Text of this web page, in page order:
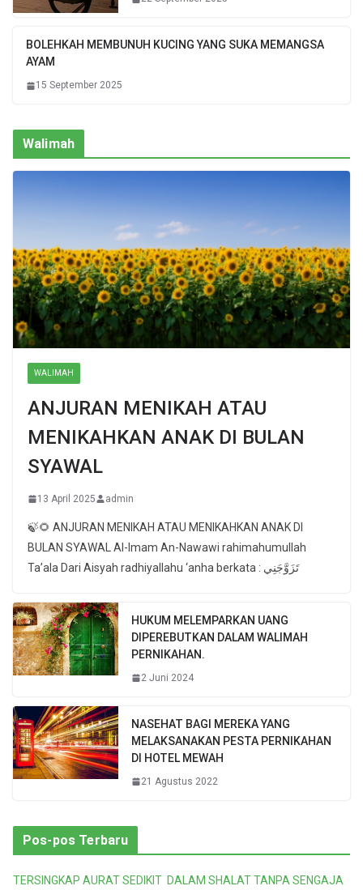
BOLEHKAH MEMBUNUH KUCING YANG SUKA MEMANGSA
AYAM
15 September 2025
Walimah
WALIMAH
ANJURAN MENIKAH ATAU
MENIKAHKAN ANAK DI BULAN
SYAWAL
13 April 2025 admin
🍃🌻 ANJURAN MENIKAH ATAU MENIKAHKAN ANAK DI
BULAN SYAWAL Al-Imam An-Nawawi rahimahumullah
Ta’ala Dari Aisyah radhiyallahu ‘anha berkata : تَزَوَّجَنِي
HUKUM MELEMPARKAN UANG
DIPEREBUTKAN DALAM WALIMAH
PERNIKAHAN.
2 Juni 2024
NASEHAT BAGI MEREKA YANG
MELAKSANAKAN PESTA PERNIKAHAN
DI HOTEL MEWAH
21 Agustus 2022
Pos-pos Terbaru
TERSINGKAP AURAT SEDIKIT DALAM SHALAT TANPA SENGAJA